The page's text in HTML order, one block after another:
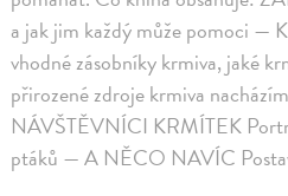
a jak jim každý může pomoci —
vhodné zásobníky krmiva, jaké
přirozené zdroje krmiva
NÁVŠTĚVNÍCI KRMÍTEK
ptáků — A NĚCO NAVÍC